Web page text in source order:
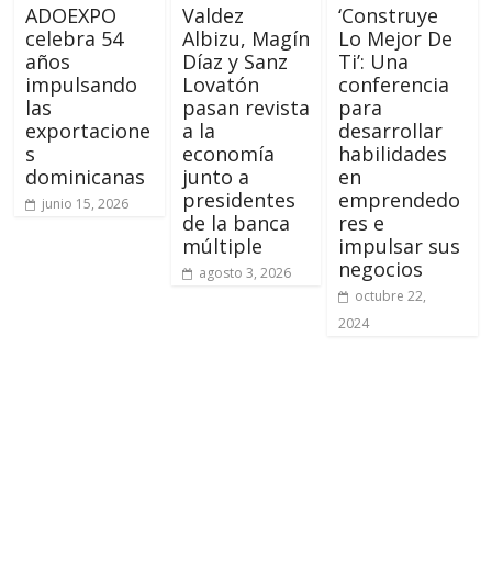
ADOEXPO
celebra 54
años
impulsando
las
exportacione
s
dominicanas
junio 15, 2026
Valdez
Albizu, Magín
Díaz y Sanz
Lovatón
pasan revista
a la
economía
junto a
presidentes
de la banca
múltiple
agosto 3, 2026
‘Construye
Lo Mejor De
Ti’: Una
conferencia
para
desarrollar
habilidades
en
emprendedo
res e
impulsar sus
negocios
octubre 22,
2024